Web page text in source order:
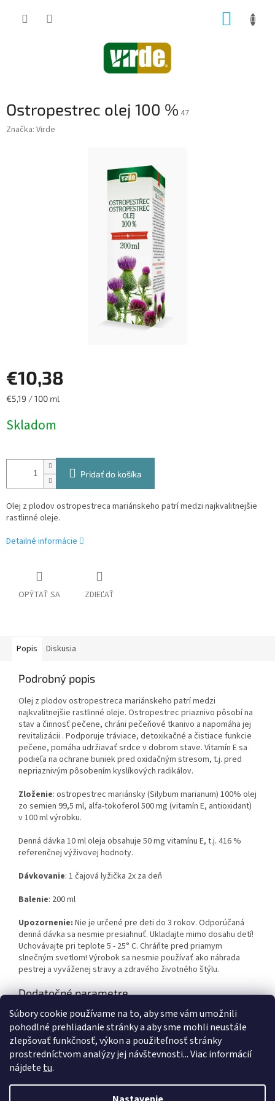
Súbory cookie používame na to, aby sme vám umožnili
pohodlné prehliadanie stránky a aby sme mohli neustále
zlepšovať funkčnosť, výkon a použiteľnosť stránky
prostredníctvom analýzy jej návštevnosti... Viac informácií
nájdete tu.
Ostropestrec olej 100 % 47
Značka: Virde
€10,38
Jednotková
€5,19 / 100 ml
Pridať do košíka
Olej z plodov ostropestreca mariánskeho patrí medzi najkvalitnejšie
rastlinné oleje.
Detailné informácie
OPÝTAŤ SA ZDIEĽAŤ
Popis Diskusia
Podrobný popis
Olej z plodov ostropestreca mariánskeho patrí medzi
najkvalitnejšie rastlinné oleje. Ostropestrec priaznivo pôsobí na
stav a činnosť pečene, chráni pečeňové tkanivo a napomáha jej
revitalizácii . Podporuje tráviace, detoxikačné a čistiace funkcie
pečene, pomáha udržiavať srdce v dobrom stave. Vitamín E sa
podieľa na ochrane buniek pred oxidačným stresom, t.j. pred
nepriaznivým pôsobením kyslíkových radikálov.
Zloženie: ostropestrec mariánsky (Silybum marianum) 100% olej
zo semien 99,5 ml, alfa-tokoferol 500 mg (vitamín E, antioxidant)
v 100 ml výrobku.
Denná dávka 10 ml oleja obsahuje 50 mg vitamínu E, t.j. 416 %
referenčnej výživovej hodnoty.
Dávkovanie: 1 čajová lyžička 2x za deň
Balenie: 200 ml
Upozornenie: Nie je určené pre deti do 3 rokov. Odporúčaná
denná dávka sa nesmie presiahnuť. Ukladajte mimo dosahu detí!
Uchovávajte pri teplote 5 - 25° C. Chráňte pred priamym
slnečným svetlom! Výrobok sa nesmie používať ako náhrada
pestrej a vyváženej stravy a zdravého životného štýlu.
Dodatočné parametre
Kategória: Detoxikácia organizmu
EAN: 8594062352112